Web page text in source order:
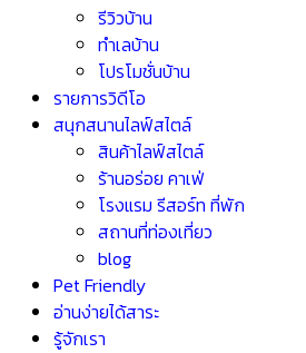
รีวิวบ้าน
ทำเลบ้าน
โปรโมชั่นบ้าน
รายการวิดีโอ
สนุกสนานไลฟ์สไตล์
สินค้าไลฟ์สไตล์
ร้านอร่อย คาเฟ่
โรงแรม รีสอร์ท ที่พัก
สถานที่ท่องเที่ยว
blog
Pet Friendly
อ่านง่ายได้สาระ
รู้จักเรา